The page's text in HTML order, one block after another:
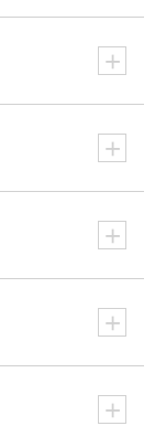
+
+
+
+
+